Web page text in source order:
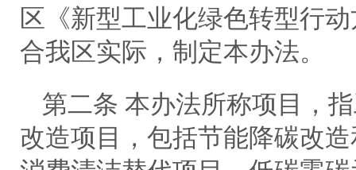
区《新型工业化绿色转型行
合我区实际，制定本办法。
第二条 本办法所称项目，
改造项目，包括节能降碳改